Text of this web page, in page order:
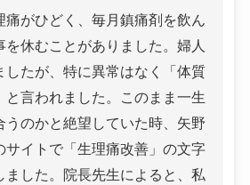
痛がひどく、毎月鎮痛剤を飲ん
を休むことがありました。婦人
したが、特に異常はなく「体質
と言われました。このまま一生
うのかと絶望していた時、矢野
サイトで「生理痛改善」の文字
ました。院長先生によると、私